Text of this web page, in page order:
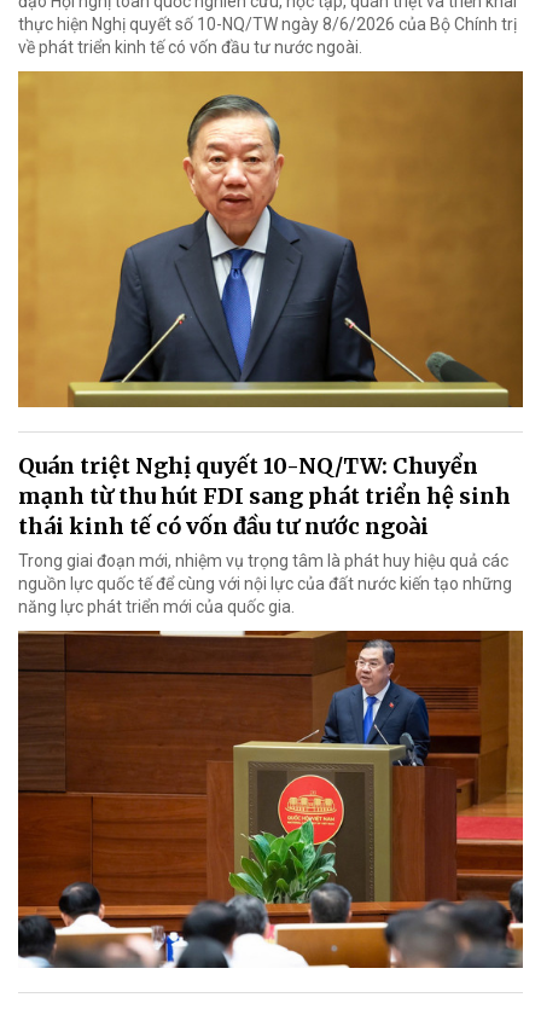
thực hiện Nghị quyết số 10-NQ/TW ngày 8/6/2026 của Bộ Chính trị
về phát triển kinh tế có vốn đầu tư nước ngoài.
Quán triệt Nghị quyết 10-NQ/TW: Chuyển
mạnh từ thu hút FDI sang phát triển hệ sinh
thái kinh tế có vốn đầu tư nước ngoài
Trong giai đoạn mới, nhiệm vụ trọng tâm là phát huy hiệu quả các
nguồn lực quốc tế để cùng với nội lực của đất nước kiến tạo những
năng lực phát triển mới của quốc gia.